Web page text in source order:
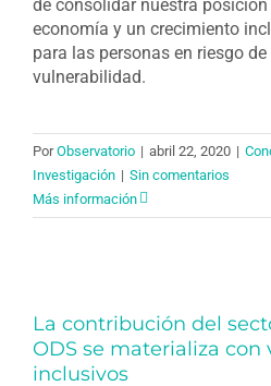
de consolidar nuestra
economía y un crecimiento
para las personas en riesgo
vulnerabilidad.
PorObservatorio | abril 22, 2020 |
Investigación | Sin comentarios
Más información
La contribución del
ODS se materializa con
inclusivos